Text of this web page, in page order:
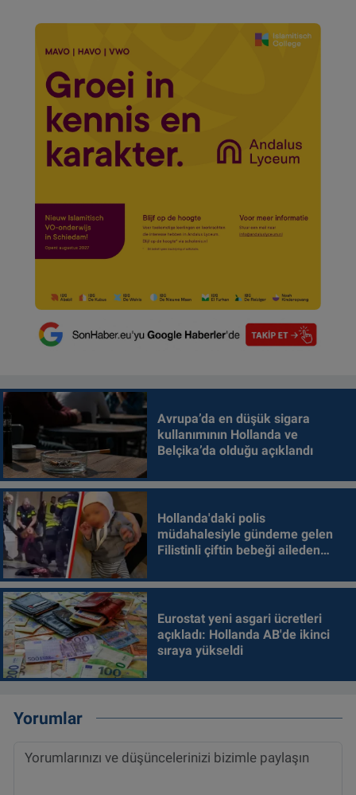
Avrupa’da en düşük sigara
kullanımının Hollanda ve
Belçika’da olduğu açıklandı
Hollanda'daki polis
müdahalesiyle gündeme gelen
Filistinli çiftin bebeği aileden
Eurostat yeni asgari ücretleri
açıkladı: Hollanda AB'de ikinci
sıraya yükseldi
Yorumlar